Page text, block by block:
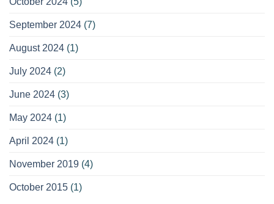
September 2024 (7)
August 2024 (1)
July 2024 (2)
June 2024 (3)
May 2024 (1)
April 2024 (1)
November 2019 (4)
October 2015 (1)